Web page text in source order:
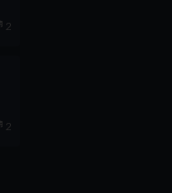
2
2